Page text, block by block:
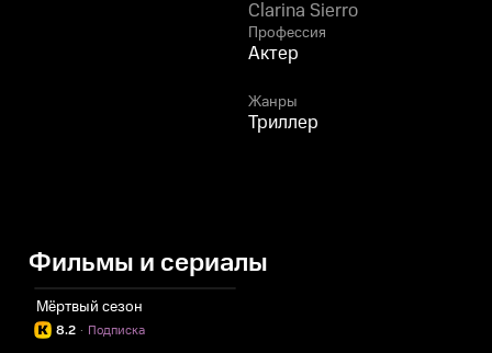
Сьерро
Clarina Sierro
Профессия
Актер
Жанры
Триллер
Фильмы и сериалы
Мёртвый сезон
8.2 Подписка
·